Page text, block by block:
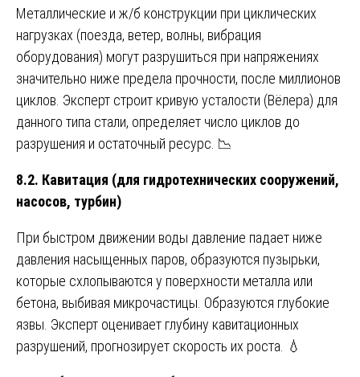
Металлические и ж/б конструкции при циклических
нагрузках (поезда, ветер, волны, вибрация
оборудования) могут разрушиться при напряжениях
значительно ниже предела прочности, после миллионов
циклов. Эксперт строит кривую усталости (Вёлера) для
данного типа стали, определяет число циклов до
разрушения и остаточный ресурс. 📉
8.2. Кавитация (для гидротехнических сооружений,
насосов, турбин)
При быстром движении воды давление падает ниже
давления насыщенных паров, образуются пузырьки,
которые схлопываются у поверхности металла или
бетона, выбивая микрочастицы. Образуются глубокие
язвы. Эксперт оценивает глубину кавитационных
разрушений, прогнозирует скорость их роста. 💧